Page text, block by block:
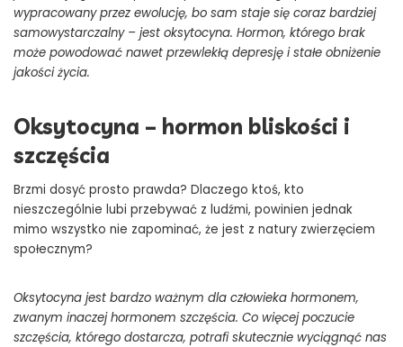
wypracowany przez ewolucję, bo sam staje się coraz bardziej
samowystarczalny – jest oksytocyna. Hormon, którego brak
może powodować nawet przewlekłą depresję i stałe obniżenie
jakości życia.
Oksytocyna – hormon bliskości i
szczęścia
Brzmi dosyć prosto prawda? Dlaczego ktoś, kto
nieszczególnie lubi przebywać z ludźmi, powinien jednak
mimo wszystko nie zapominać, że jest z natury zwierzęciem
społecznym?
Oksytocyna jest bardzo ważnym dla człowieka hormonem,
zwanym inaczej hormonem szczęścia. Co więcej poczucie
szczęścia, którego dostarcza, potrafi skutecznie wyciągnąć nas